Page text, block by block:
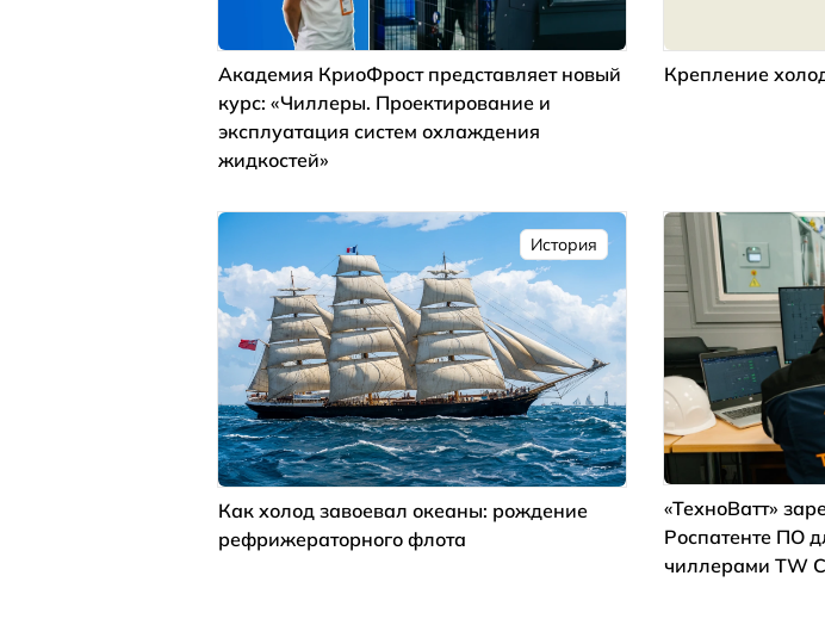
Академия КриоФрост представляет новый
курс: «Чиллеры. Проектирование и
эксплуатация систем охлаждения
жидкостей»
Крепление
История
Как холод завоевал океаны: рождение
рефрижераторного флота
«ТехноВатт»
Роспатенте ПО
чиллерами TW